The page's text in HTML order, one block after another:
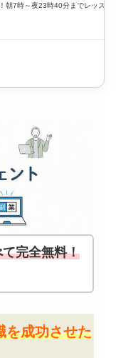
朝7時～夜23時40分までレッスン
完全無料！
を成功させた